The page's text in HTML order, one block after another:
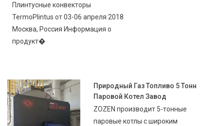
Плинтусные конвекторы
TermoPlintus от 03-06 апреля 2018
Москва, Россия Информация о
продукт�
Природный Газ Топливо 5 Тонн
Паровой Котел Завод
ZOZEN производит 5-тонные
паровые котлы с широким